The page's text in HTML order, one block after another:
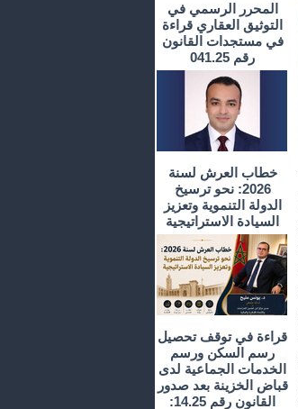
المحرر الرسمي في
التوثيق العقاري قراءة
في مستجدات القانون
رقم 041.25
خطاب العرش لسنة
2026: نحو ترسيخ
الدولة التنموية وتعزيز
السيادة الاستراتيجية
قراءة في توقف تحصيل
رسم السكن ورسم
الخدمات الجماعية لدى
قباض الخزينة بعد صدور
القانون رقم 14.25: